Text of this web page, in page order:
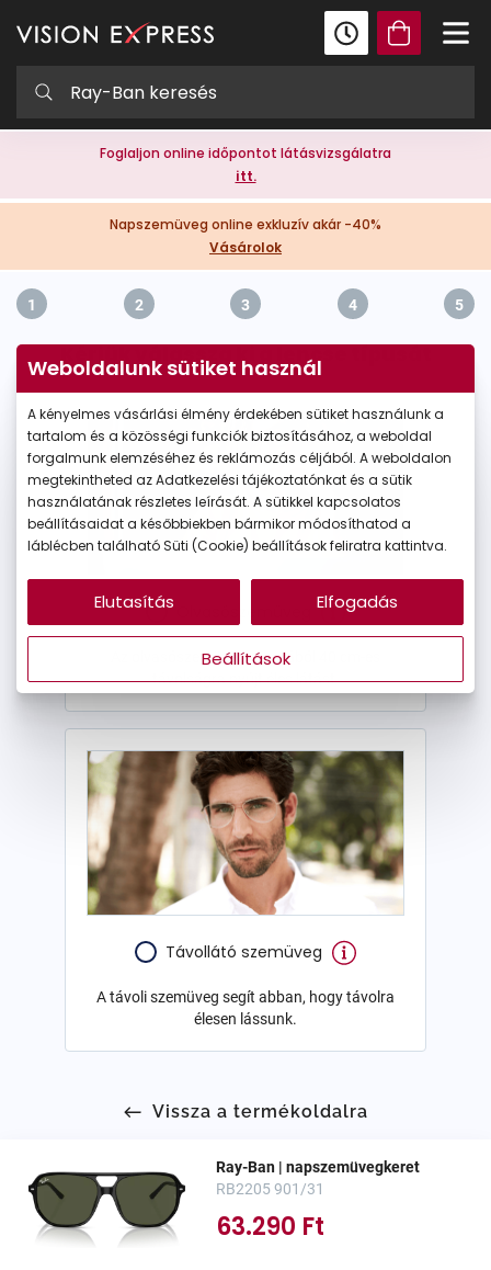
Foglaljon online időpontot látásvizsgálatra
itt.
Napszemüveg online exkluzív akár -40%
Vásárolok
1 2 3 4 5
Kérjük válassza ki a lencse típusát
Az olvasószemüveg nagyjából 40 cm-es
távolságra nyújt éles látást.
Távollátó szemüveg
A távoli szemüveg segít abban, hogy távolra
élesen lássunk.
Vissza a termékoldalra
Ray-Ban | napszemüvegkeret
RB2205 901/31
63.290 Ft
Weboldalunk sütiket használ
A kényelmes vásárlási élmény érdekében sütiket használunk a
tartalom és a közösségi funkciók biztosításához, a weboldal
forgalmunk elemzéséhez és reklámozás céljából. A weboldalon
megtekintheted az Adatkezelési tájékoztatónkat és a sütik
használatának részletes leírását. A sütikkel kapcsolatos
beállításaidat a későbbiekben bármikor módosíthatod a
láblécben található Süti (Cookie) beállítások feliratra kattintva.
Beállítások
Elutasítás Elfogadás